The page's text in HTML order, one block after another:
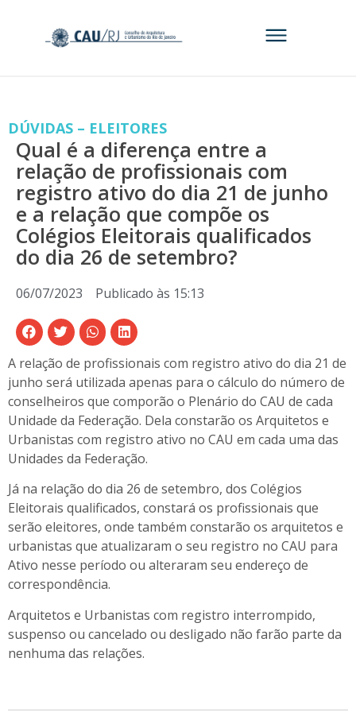
DÚVIDAS – ELEITORES
Qual é a diferença entre a
relação de profissionais com
registro ativo do dia 21 de junho
e a relação que compõe os
Colégios Eleitorais qualificados
do dia 26 de setembro?
06/07/2023 Publicado às 15:13
A relação de profissionais com registro ativo do dia 21 de
junho será utilizada apenas para o cálculo do número de
conselheiros que comporão o Plenário do CAU de cada
Unidade da Federação. Dela constarão os Arquitetos e
Urbanistas com registro ativo no CAU em cada uma das
Unidades da Federação.
Já na relação do dia 26 de setembro, dos Colégios
Eleitorais qualificados, constará os profissionais que
serão eleitores, onde também constarão os arquitetos e
urbanistas que atualizaram o seu registro no CAU para
Ativo nesse período ou alteraram seu endereço de
correspondência.
Arquitetos e Urbanistas com registro interrompido,
suspenso ou cancelado ou desligado não farão parte da
nenhuma das relações.